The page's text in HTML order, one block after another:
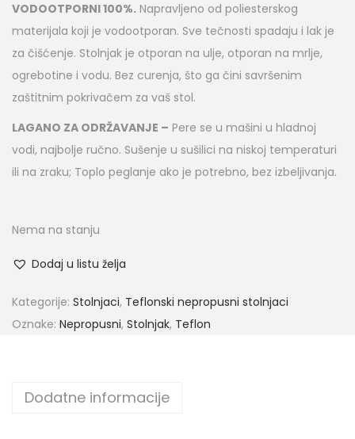
VODOOTPORNI 100%. Napravljeno od poliesterskog
materijala koji je vodootporan. Sve tečnosti spadaju i lak je
za čišćenje. Stolnjak je otporan na ulje, otporan na mrlje,
ogrebotine i vodu. Bez curenja, što ga čini savršenim
zaštitnim pokrivačem za vaš stol.
LAGANO ZA ODRŽAVANJE – Pere se u mašini u hladnoj
vodi, najbolje ručno. Sušenje u sušilici na niskoj temperaturi
ili na zraku; Toplo peglanje ako je potrebno, bez izbeljivanja.
Nema na stanju
Dodaj u listu želja
Kategorije: Stolnjaci, Teflonski nepropusni stolnjaci
Oznake: Nepropusni, Stolnjak, Teflon
Dodatne informacije